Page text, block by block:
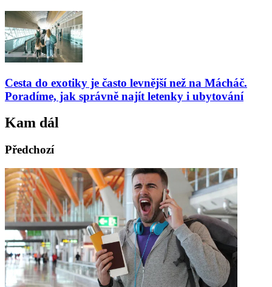
Cesta do exotiky je často levnější než na Mácháč.
Poradíme, jak správně najít letenky i ubytování
Kam dál
Předchozí